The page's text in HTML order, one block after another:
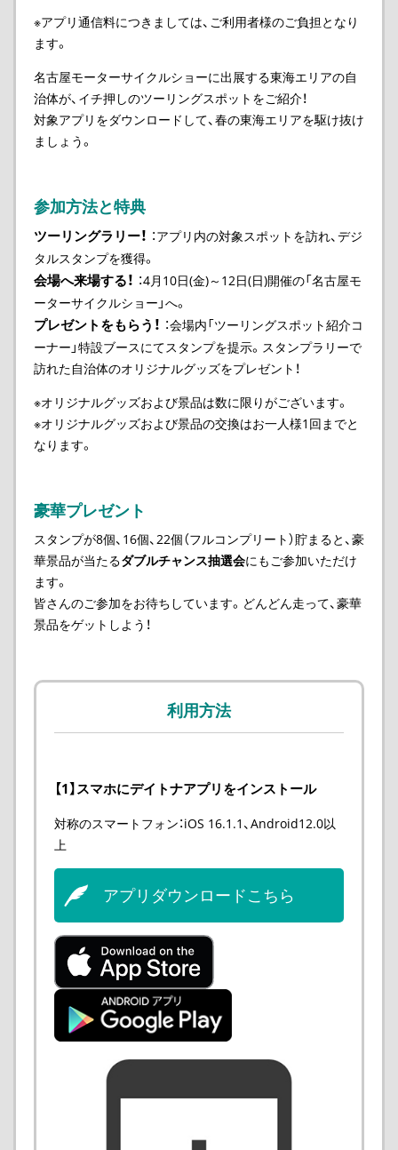
※アプリ通信料につきましては、ご利用者様のご負担となり
ます。
名古屋モーターサイクルショーに出展する東海エリアの自
治体が、イチ押しのツーリングスポットをご紹介！
対象アプリをダウンロードして、春の東海エリアを駆け抜け
ましょう。
参加方法と特典
ツーリングラリー！ ：アプリ内の対象スポットを訪れ、デジ
タルスタンプを獲得。
会場へ来場する！ ：4月10日(金)～12日(日)開催の「名古屋モ
ーターサイクルショー」へ。
プレゼントをもらう！ ：会場内「ツーリングスポット紹介コ
ーナー」特設ブースにてスタンプを提示。スタンプラリーで
訪れた自治体のオリジナルグッズをプレゼント！
※オリジナルグッズおよび景品は数に限りがございます。
※オリジナルグッズおよび景品の交換はお一人様1回までと
なります。
豪華プレゼント
スタンプが8個、16個、22個（フルコンプリート）貯まると、豪
華景品が当たるダブルチャンス抽選会にもご参加いただけ
ます。
皆さんのご参加をお待ちしています。どんどん走って、豪華
景品をゲットしよう！
利用方法
【1】スマホにデイトナアプリをインストール
対称のスマートフォン：iOS 16.1.1、Android12.0以
上
アプリダウンロードこちら